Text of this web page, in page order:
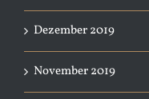
Dezember 2019
November 2019